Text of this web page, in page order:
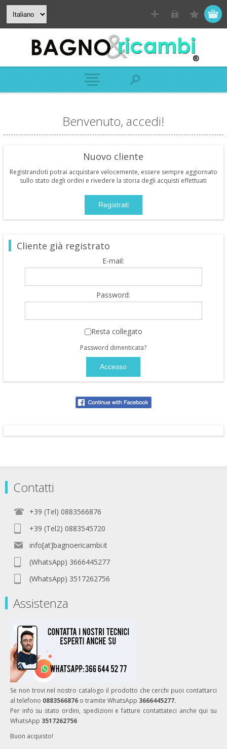
Benvenuto, accedi!
Nuovo cliente
Registrandoti potrai acquistare velocemente, essere sempre aggiornato
sullo stato degli ordini e rivedere la storia degli acquisti effettuati
Cliente già registrato
E-mail:
Password:
Resta collegato
Password dimenticata?
Contatti
+39 (Tel) 0883566876
+39 (Tel2) 0883545720
info[at]bagnoericambi.it
(WhatsApp) 3666445277
(WhatsApp) 3517262756
Assistenza
Se non trovi nel nostro catalogo il prodotto che cerchi puoi contattarci
al telefono 0883566876 o tramite WhatsApp 3666445277.
Per info su stato ordini, spedizioni e fatture contattateci anche qui su
WhatsApp 3517262756
Buon acquisto!